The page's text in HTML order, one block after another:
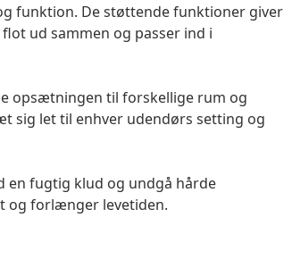
funktion. De støttende funktioner giver
ud sammen og passer ind i
opsætningen til forskellige rum og
sig let til enhver udendørs setting og
en fugtig klud og undgå hårde
og forlænger levetiden.